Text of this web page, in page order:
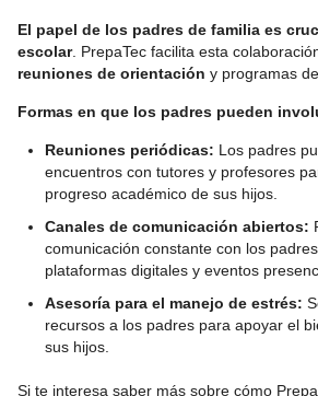
El papel de los padres de familia es
escolar. PrepaTec facilita esta
reuniones de orientación y programas
Formas en que los padres pueden
Reuniones periódicas: Los padres
encuentros con tutores y profesores
progreso académico de sus hijos.
Canales de comunicación abiertos:
comunicación constante con los
plataformas digitales y eventos
Asesoría para el manejo de estrés:
recursos a los padres para apoyar el
sus hijos.
Si te interesa saber más sobre cómo